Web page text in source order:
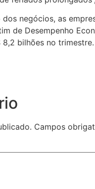
negócios, as
de Desempenho
bilhões no trimestre.
Campos